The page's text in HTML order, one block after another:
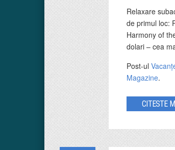
Relaxare
de primul loc:
Harmony of
dolari – cea
Post-ul
Magazine.
CITESTE